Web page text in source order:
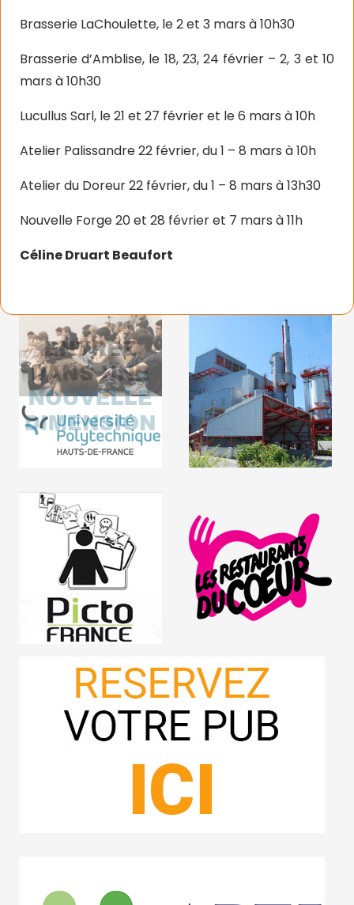
Brasserie LaChoulette, le 2 et 3 mars à 10h30
Brasserie d’Amblise, le 18, 23, 24 février – 2, 3 et 10
mars à 10h30
Lucullus Sarl, le 21 et 27 février et le 6 mars à 10h
Atelier Palissandre 22 février, du 1 – 8 mars à 10h
Atelier du Doreur 22 février, du 1 – 8 mars à 13h30
Nouvelle Forge 20 et 28 février et 7 mars à 11h
Céline Druart Beaufort